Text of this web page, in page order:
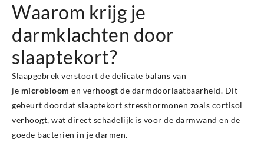
Waarom krijg je
darmklachten door
slaaptekort?
Slaapgebrek verstoort de delicate balans van
je microbioom en verhoogt de darmdoorlaatbaarheid. Dit
gebeurt doordat slaaptekort stresshormonen zoals cortisol
verhoogt, wat direct schadelijk is voor de darmwand en de
goede bacteriën in je darmen.